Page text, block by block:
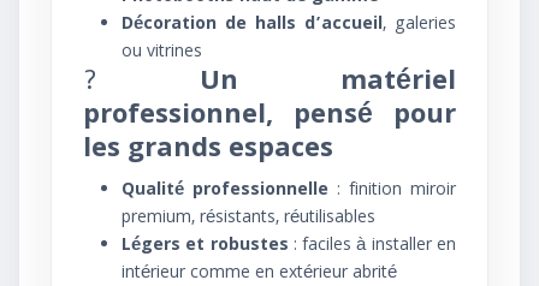
Décoration de halls d’accueil, galeries
ou vitrines
? Un matériel
professionnel, pensé pour
les grands espaces
Qualité professionnelle : finition miroir
premium, résistants, réutilisables
Légers et robustes : faciles à installer en
intérieur comme en extérieur abrité